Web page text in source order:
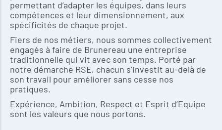
permettant d’adapter les équipes, dans leurs
compétences et leur dimensionnement, aux
spécificités de chaque projet.
Fiers de nos métiers, nous sommes collectivement
engagés à faire de Brunereau une entreprise
traditionnelle qui vit avec son temps. Porté par
notre démarche RSE, chacun s’investit au-delà de
son travail pour améliorer sans cesse nos
pratiques.
Expérience, Ambition, Respect et Esprit d’Equipe
sont les valeurs que nous portons.